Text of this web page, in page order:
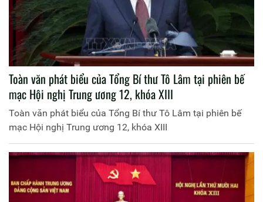
Toàn văn phát biểu của Tổng Bí thư Tô Lâm tại phiên bế
mạc Hội nghị Trung ương 12, khóa XIII
Toàn văn phát biểu của Tổng Bí thư Tô Lâm tại phiên bế
mạc Hội nghị Trung ương 12, khóa XIII